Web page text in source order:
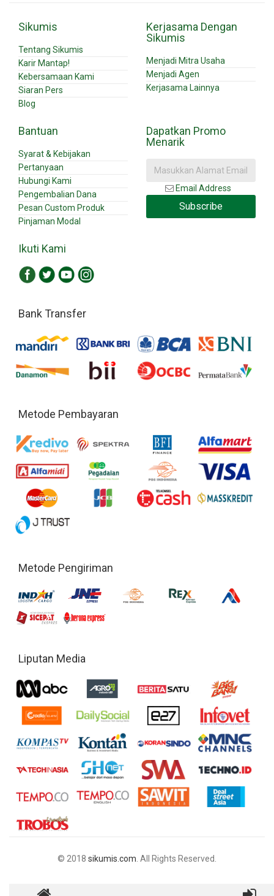
Sikumis
Tentang Sikumis
Karir Mantap!
Kebersamaan Kami
Siaran Pers
Blog
Kerjasama Dengan
Sikumis
Menjadi Mitra Usaha
Menjadi Agen
Kerjasama Lainnya
Bantuan
Syarat & Kebijakan
Pertanyaan
Hubungi Kami
Pengembalian Dana
Pesan Custom Produk
Pinjaman Modal
Dapatkan Promo
Menarik
Email Address
Subscribe
Ikuti Kami
Bank Transfer
Metode Pembayaran
Metode Pengiriman
Liputan Media
© 2018 sikumis.com . All Rights Reserved.